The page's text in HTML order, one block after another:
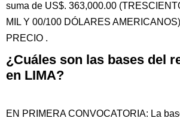
suma de US$. 363,000.00
MIL Y 00/100 DÓLARES
PRECIO .
¿Cuáles son las bases del
en LIMA?
EN PRIMERA CONVOCATORIA: La